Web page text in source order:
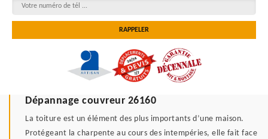
Dépannage couvreur 26160
La toiture est un élément des plus importants d’une maison.
Protégeant la charpente au cours des intempéries, elle fait face